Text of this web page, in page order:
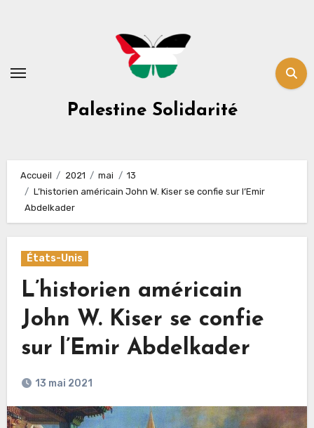
Palestine Solidarité
Accueil 2021 mai
13
L’historien américain John W. Kiser se confie sur l’Emir
Abdelkader
États-Unis
L’historien américain
John W. Kiser se confie
sur l’Emir Abdelkader
13 mai 2021